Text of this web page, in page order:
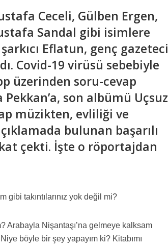
Ceceli, Gülben Ergen,
Sandal gibi isimlere
Eflatun, genç gazeteci
Covid-19 virüsü sebebiyle
üzerinden soru-cevap
son albümü Uçsuz
müzikten, evliliği ve
bulunan başarılı
çekti. İşte o röportajdan
gibi takıntılarınız yok değil mi?
Arabayla Nişantaşı’na gelmeye kalksam
böyle bir şey yapayım ki? Kitabımı